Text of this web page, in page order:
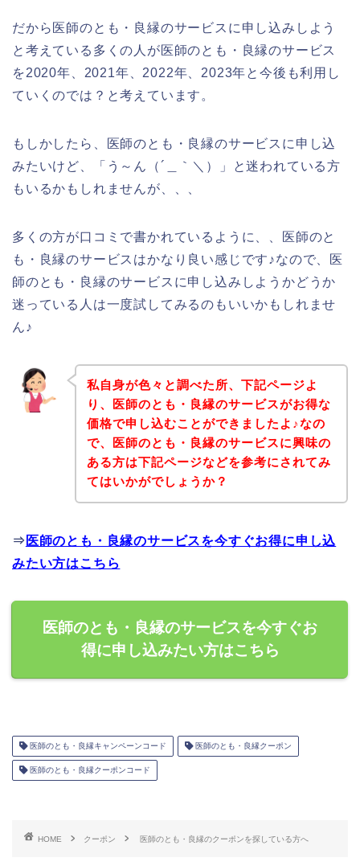
だから医師のとも・良縁のサービスに申し込みしよう
と考えている多くの人が医師のとも・良縁のサービス
を2020年、2021年、2022年、2023年と今後も利用し
ていくのでは？と考えています。
もしかしたら、医師のとも・良縁のサービスに申し込
みたいけど、「う～ん（´＿｀＼）」と迷われている方
もいるかもしれませんが、、、
多くの方が口コミで書かれているように、、医師のと
も・良縁のサービスはかなり良い感じです♪なので、医
師のとも・良縁のサービスに申し込みしようかどうか
迷っている人は一度試してみるのもいいかもしれませ
ん♪
私自身が色々と調べた所、下記ページよ
り、医師のとも・良縁のサービスがお得な
価格で申し込むことができましたよ♪なの
で、医師のとも・良縁のサービスに興味の
ある方は下記ページなどを参考にされてみ
てはいかがでしょうか？
⇒ 医師のとも・良縁のサービスを今すぐお得に申し込
みたい方はこちら
医師のとも・良縁のサービスを今すぐお
得に申し込みたい方はこちら
医師のとも・良縁キャンペーンコード 医師のとも・良縁クーポン
医師のとも・良縁クーポンコード
HOME クーポン 医師のとも・良縁のクーポンを探している方へ